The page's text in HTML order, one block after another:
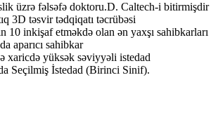
üzrə fəlsəfə doktoru.D. Caltech-i bitirmişdir
3D təsvir tədqiqatı təcrübəsi
10 inkişaf etməkdə olan ən yaxşı sahibkarları
aparıcı sahibkar
xaricdə yüksək səviyyəli istedad
Seçilmiş İstedad (Birinci Sinif).